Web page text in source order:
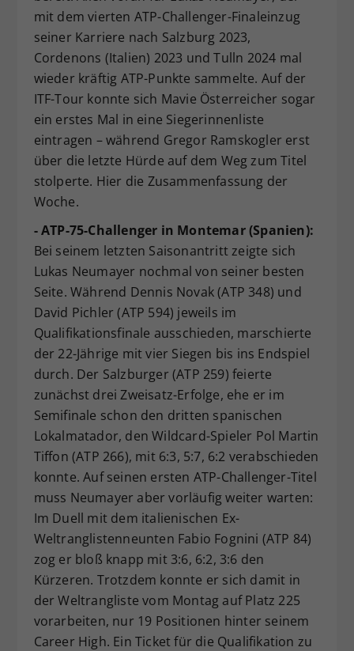
mit dem vierten ATP-Challenger-Finaleinzug
seiner Karriere nach Salzburg 2023,
Cordenons (Italien) 2023 und Tulln 2024 mal
wieder kräftig ATP-Punkte sammelte. Auf der
ITF-Tour konnte sich Mavie Österreicher sogar
ein erstes Mal in eine Siegerinnenliste
eintragen – während Gregor Ramskogler erst
über die letzte Hürde auf dem Weg zum Titel
stolperte. Hier die Zusammenfassung der
Woche.
- ATP-75-Challenger in Montemar (Spanien):
Bei seinem letzten Saisonantritt zeigte sich
Lukas Neumayer nochmal von seiner besten
Seite. Während Dennis Novak (ATP 348) und
David Pichler (ATP 594) jeweils im
Qualifikationsfinale ausschieden, marschierte
der 22-Jährige mit vier Siegen bis ins Endspiel
durch. Der Salzburger (ATP 259) feierte
zunächst drei Zweisatz-Erfolge, ehe er im
Semifinale schon den dritten spanischen
Lokalmatador, den Wildcard-Spieler Pol Martin
Tiffon (ATP 266), mit 6:3, 5:7, 6:2 verabschieden
konnte. Auf seinen ersten ATP-Challenger-Titel
muss Neumayer aber vorläufig weiter warten:
Im Duell mit dem italienischen Ex-
Weltranglistenneunten Fabio Fognini (ATP 84)
zog er bloß knapp mit 3:6, 6:2, 3:6 den
Kürzeren. Trotzdem konnte er sich damit in
der Weltrangliste vom Montag auf Platz 225
vorarbeiten, nur 19 Positionen hinter seinem
Career High. Ein Ticket für die Qualifikation zu
Zweck
Dieser Wert speichert Ihre Consent-
Einstellungen. Unter anderem eine
zufällig generierte ID, für die
historische Speicherung Ihrer
vorgenommen Einstellungen, falls der
Webseiten-Betreiber dies eingestellt
hat.